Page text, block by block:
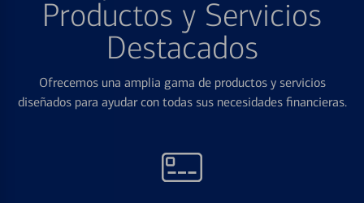
Productos y Servicios
Destacados
Ofrecemos una amplia gama de productos y servicios
diseñados para ayudar con todas sus necesidades financieras.